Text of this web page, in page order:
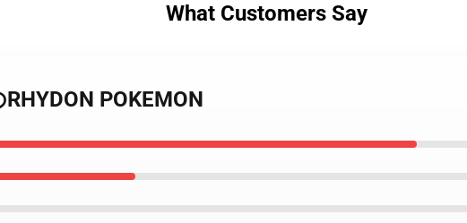
What Customers Say
POKEMON